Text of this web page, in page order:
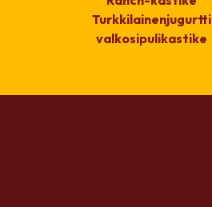
Turkkilainenjugurtti
valkosipulikastike